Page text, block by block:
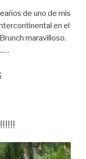
de uno de mis
en el
maravilloso.
basket…”